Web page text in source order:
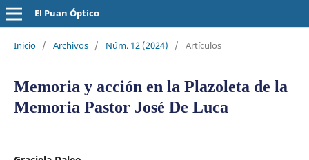
El Puan Óptico
Inicio / Archivos / Núm. 12 (2024) / Artículos
Memoria y acción en la Plazoleta de la
Memoria Pastor José De Luca